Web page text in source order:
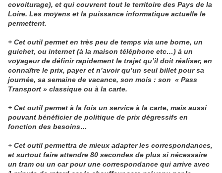
covoiturage), et qui couvrent tout le territoire des Pays de la
Loire. Les moyens et la puissance informatique actuelle le
permettent.
+ Cet outil permet en très peu de temps via une borne, un
guichet, ou internet (à la maison téléphone etc…) à un
voyageur de définir rapidement le trajet qu’il doit réaliser, en
connaître le prix, payer et n’avoir qu’un seul billet pour sa
journée, sa semaine de vacance, son mois : son « Pass
Transport » classique ou à la carte.
+ Cet outil permet à la fois un service à la carte, mais aussi
pouvant bénéficier de politique de prix dégressifs en
fonction des besoins…
+ Cet outil permettra de mieux adapter les correspondances,
et surtout faire attendre 80 secondes de plus si nécessaire
un tram ou un car pour une correspondance qui arrive avec